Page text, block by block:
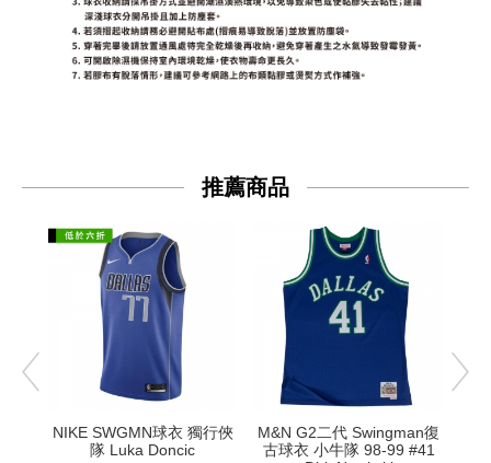
推薦商品
NIKE SWGMN球衣 獨行俠
隊 Luka Doncic
M&N G2二代 Swingman復
古球衣 小牛隊 98-99 #41